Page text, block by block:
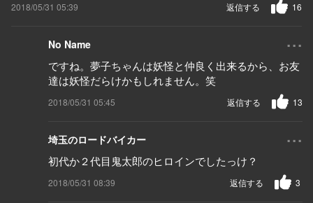
2018/05/31 05:39 16
返信する
No Name ...
ですね。夢子ちゃんは妖怪と仲良く出来るから、お友
達は妖怪だらけかもしれません。笑
2018/05/31 05:45 13
返信する
埼玉のロードバイカー ...
初代か２代目鬼太郎のヒロインでしたっけ？
2018/05/31 08:39 3
返信する